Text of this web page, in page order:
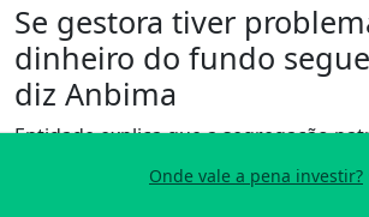
Onde vale a pena investir?
Se gestora tiver
dinheiro do fundo
diz Anbima
Entidade explica que a segregação
que recursos dos cotistas sejam
patrimônio da gestora ou do